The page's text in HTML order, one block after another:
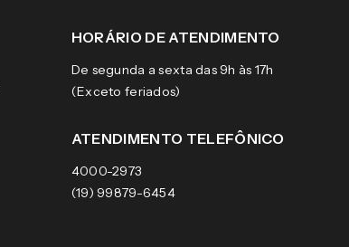
HORÁRIO DE ATENDIMENTO
De segunda a sexta das 9h às 17h
(Exceto feriados)
ATENDIMENTO TELEFÔNICO
4000-2973
(19) 99879-6454